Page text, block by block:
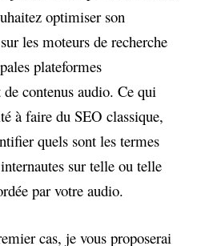
optimiser son
les moteurs de recherche
plateformes
de contenus audio. Ce qui
à faire du SEO classique,
quels sont les termes
sur telle ou telle
par votre audio.
cas, je vous proposerai